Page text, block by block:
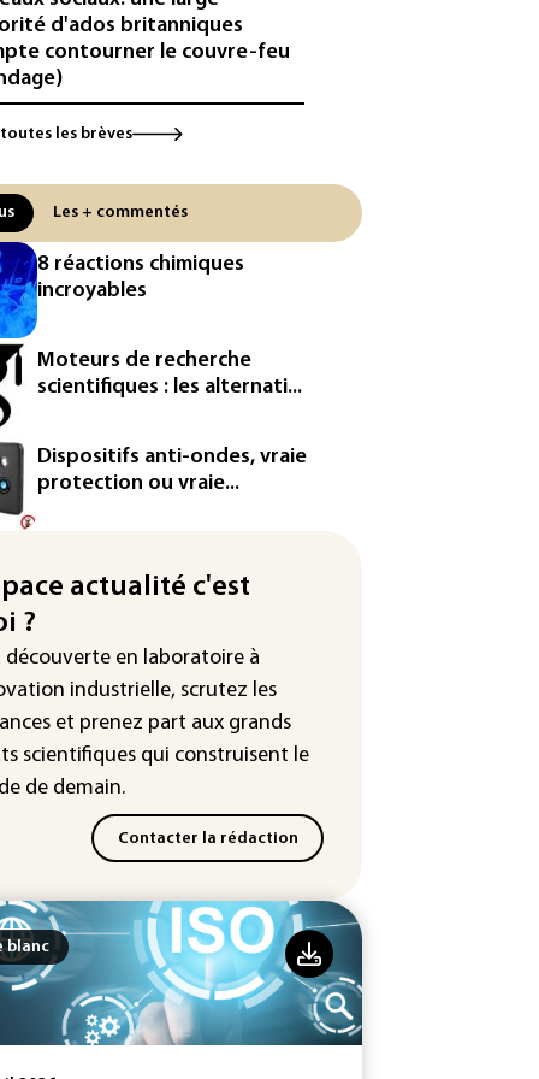
d'ados britanniques
contourner le couvre-feu
et solaire: les Etats-Unis
Etats-Unis veulent contrôler la
d'un composant des
et panneaux
étend le contrôle des
sociaux des étrangers
de visas
le Stade français victime
cyberattaque
ouverte après la fuite des
enregistre un record
de 42,2°C (services
: une trentaine de membres
canal Telegram masculiniste
devant la justice
les brèves
Les + commentés
8 réactions chimiques
incroyables
Moteurs de recherche
scientifiques : les alternati...
Dispositifs anti-ondes, vraie
protection ou vraie...
actualité c'est
?
découverte en laboratoire à
industrielle, scrutez les
et prenez part aux grands
scientifiques qui construisent le
de demain.
Contacter la rédaction
blanc